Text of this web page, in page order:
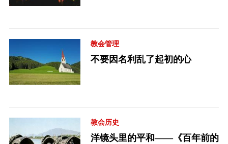
教会管理
不要因名利乱了起初的心
教会历史
洋镜头里的平和——《百年前的